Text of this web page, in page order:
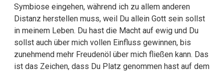
Symbiose eingehen, während ich zu allem anderen
Distanz herstellen muss, weil Du allein Gott sein sollst
in meinem Leben. Du hast die Macht auf ewig und Du
sollst auch über mich vollen Einfluss gewinnen, bis
zunehmend mehr Freudenöl über mich fließen kann. Das
ist das Zeichen, dass Du Platz genommen hast auf dem